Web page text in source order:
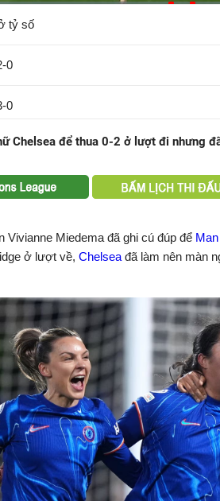
/ Duration
7:51
tỷ số
0
0
Chelsea để thua 0-2 ở lượt đi nhưng
Vivianne Miedema đã ghi cú đúp để
ở lượt về, Chelsea đã làm nên màn